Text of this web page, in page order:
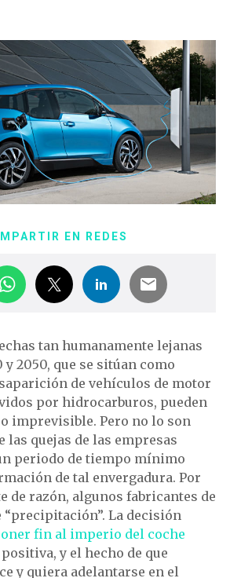
EN REDES
tan humanamente lejanas
y 2050, que se sitúan como
de vehículos de motor
por hidrocarburos, pueden
imprevisible. Pero no lo son
las quejas de las empresas
periodo de tiempo mínimo
de tal envergadura. Por
de razón, algunos fabricantes de
“precipitación”. La decisión
fin al imperio del coche
positiva, y el hecho de que
y quiera adelantarse en el